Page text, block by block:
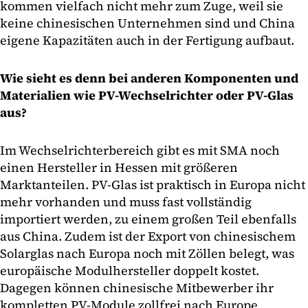
kommen vielfach nicht mehr zum Zuge, weil sie
keine chinesischen Unternehmen sind und China
eigene Kapazitäten auch in der Fertigung aufbaut.
Wie sieht es denn bei anderen Komponenten und
Materialien wie PV-Wechselrichter oder PV-Glas
aus?
Im Wechselrichterbereich gibt es mit SMA noch
einen Hersteller in Hessen mit größeren
Marktanteilen. PV-Glas ist praktisch in Europa nicht
mehr vorhanden und muss fast vollständig
importiert werden, zu einem großen Teil ebenfalls
aus China. Zudem ist der Export von chinesischem
Solarglas nach Europa noch mit Zöllen belegt, was
europäische Modulhersteller doppelt kostet.
Dagegen können chinesische Mitbewerber ihr